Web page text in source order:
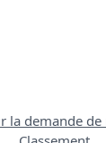
la demande